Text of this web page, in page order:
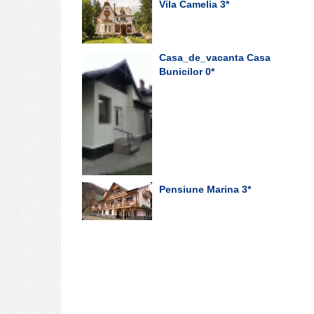
Vila Camelia 3*
Casa_de_vacanta Casa
Bunicilor 0*
Pensiune Marina 3*